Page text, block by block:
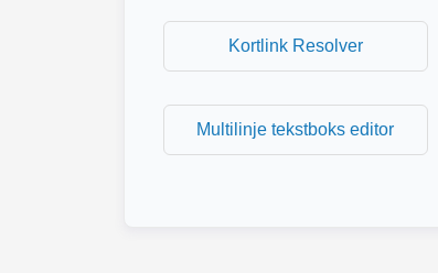
Kortlink Resolver
Multilinje tekstboks editor